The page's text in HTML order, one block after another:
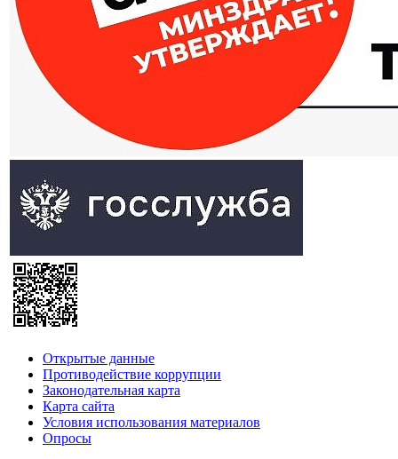
Открытые данные
Противодействие коррупции
Законодательная карта
Карта сайта
Условия использования материалов
Опросы